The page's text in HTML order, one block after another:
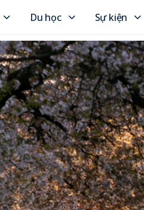
Du học Sự kiện